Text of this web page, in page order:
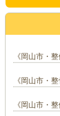
《岡山市・
《岡山市・
《岡山市・